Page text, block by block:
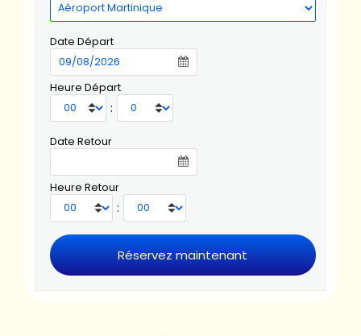
Date Départ
Heure Départ
:
Date Retour
Heure Retour
: